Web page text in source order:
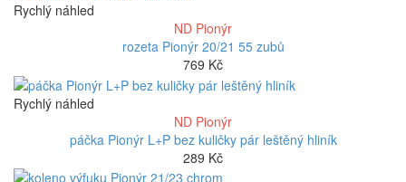
Rychlý náhled
ND Pionýr
rozeta Pionýr 20/21 55 zubů
769 Kč
Rychlý náhled
ND Pionýr
páčka Pionýr L+P bez kuličky pár leštěný hliník
289 Kč